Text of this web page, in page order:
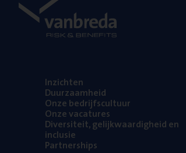
Inzich­ten
Duur­zaam­heid
Onze bedrijfs­cul­tuur
Onze vaca­tu­res
Diver­si­teit, gelijk­waar­dig­heid en
inclusie
Part­ner­ships